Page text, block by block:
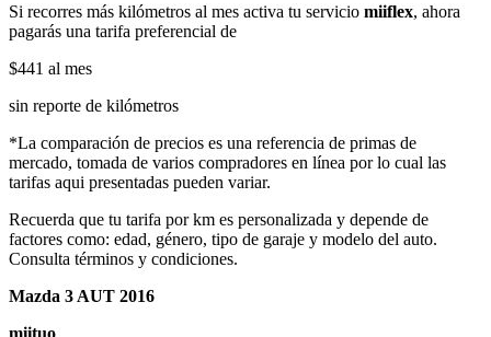
Si recorres más kilómetros al mes activa tu servicio miiflex, ahora
pagarás una tarifa preferencial de
$441 al mes
sin reporte de kilómetros
*La comparación de precios es una referencia de primas de
mercado, tomada de varios compradores en línea por lo cual las
tarifas aqui presentadas pueden variar.
Recuerda que tu tarifa por km es personalizada y depende de
factores como: edad, género, tipo de garaje y modelo del auto.
Consulta términos y condiciones.
Mazda 3 AUT 2016
miituo